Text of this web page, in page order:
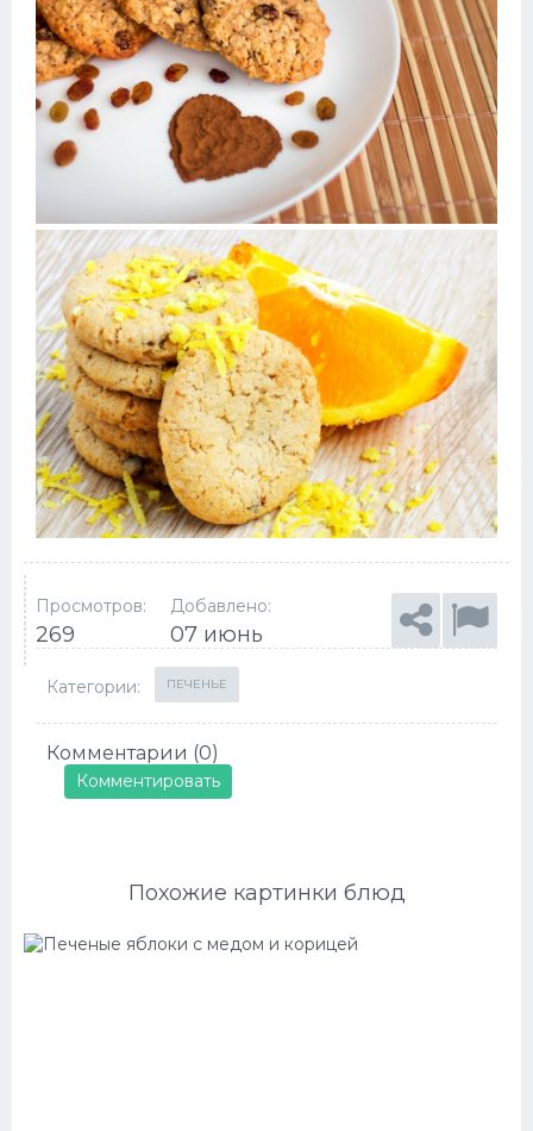
Просмотров:
269
Добавлено:
07 июнь
Категории: ПЕЧЕНЬЕ
Комментарии (0)
Комментировать
Похожие картинки блюд